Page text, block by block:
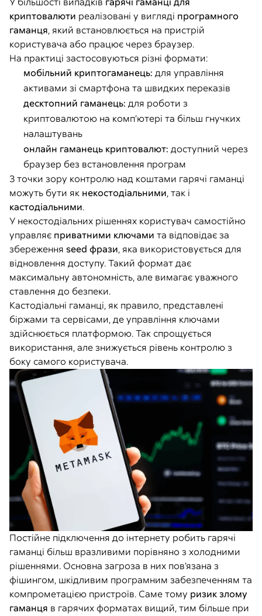
криптовалюти реалізовані у вигляді програмного
гаманця, який встановлюється на пристрій
користувача або працює через браузер.
На практиці застосовуються різні формати:
мобільний криптогаманець: для управління
активами зі смартфона та швидких переказів
десктопний гаманець: для роботи з
криптовалютою на комп’ютері та більш гнучких
налаштувань
онлайн гаманець криптовалют: доступний через
браузер без встановлення програм
З точки зору контролю над коштами гарячі гаманці
можуть бути як некостодіальними, так і
кастодіальними.
У некостодіальних рішеннях користувач самостійно
управляє приватними ключами та відповідає за
збереження seed фрази, яка використовується для
відновлення доступу. Такий формат дає
максимальну автономність, але вимагає уважного
ставлення до безпеки.
Кастодіальні гаманці, як правило, представлені
біржами та сервісами, де управління ключами
здійснюється платформою. Так спрощується
використання, але знижується рівень контролю з
боку самого користувача.
Постійне підключення до інтернету робить гарячі
гаманці більш вразливими порівняно з холодними
рішеннями. Основна загроза в них пов’язана з
фішингом, шкідливим програмним забезпеченням та
компрометацією пристроїв. Саме тому ризик злому
гаманця в гарячих форматах вищий, тим більше при